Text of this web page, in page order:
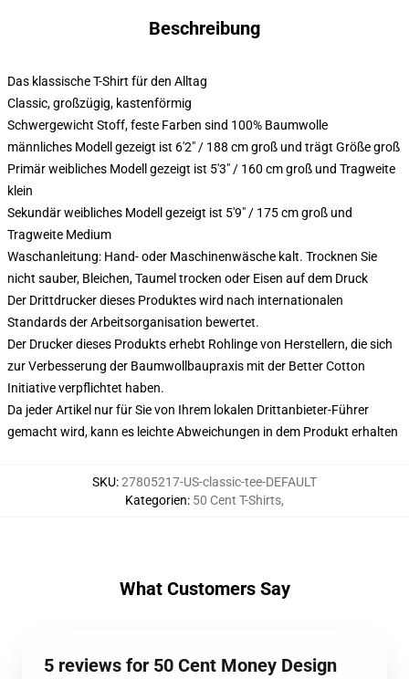
Beschreibung
Das klassische T-Shirt für den Alltag
Classic, großzügig, kastenförmig
Schwergewicht Stoff, feste Farben sind 100% Baumwolle
männliches Modell gezeigt ist 6'2" / 188 cm groß und trägt Größe groß
Primär weibliches Modell gezeigt ist 5'3" / 160 cm groß und Tragweite
klein
Sekundär weibliches Modell gezeigt ist 5'9" / 175 cm groß und
Tragweite Medium
Waschanleitung: Hand- oder Maschinenwäsche kalt. Trocknen Sie
nicht sauber, Bleichen, Taumel trocken oder Eisen auf dem Druck
Der Drittdrucker dieses Produktes wird nach internationalen
Standards der Arbeitsorganisation bewertet.
Der Drucker dieses Produkts erhebt Rohlinge von Herstellern, die sich
zur Verbesserung der Baumwollbaupraxis mit der Better Cotton
Initiative verpflichtet haben.
Da jeder Artikel nur für Sie von Ihrem lokalen Drittanbieter-Führer
gemacht wird, kann es leichte Abweichungen in dem Produkt erhalten
SKU:27805217-US-classic-tee-DEFAULT
Kategorien: 50 Cent T-Shirts,
What Customers Say
5 reviews for 50 Cent Money Design